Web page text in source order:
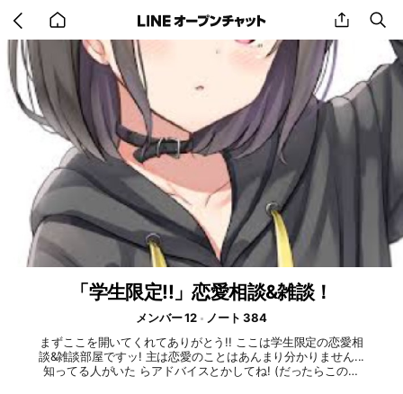
back
to
home
share
「学生限定!!」恋愛相談&雑談！
メンバー 12
ノート 384
まずここを開いてくれてありがとう!! ここは学生限定の恋愛相
談&雑談部屋ですッ! 主は恋愛のことはあんまり分かりません...
知ってる人がいた らアドバイスとかしてね! (だったらこのオ